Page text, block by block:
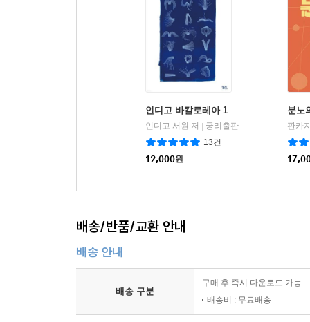
인디고 바칼로레아 1
인디고 서원 저
궁리출판
13건
12,000원
분노
판카
배송/반품/교환 안내
배송 안내
배송 구분
구매 후 즉시 다운로드 가능
배송비 : 무료배송